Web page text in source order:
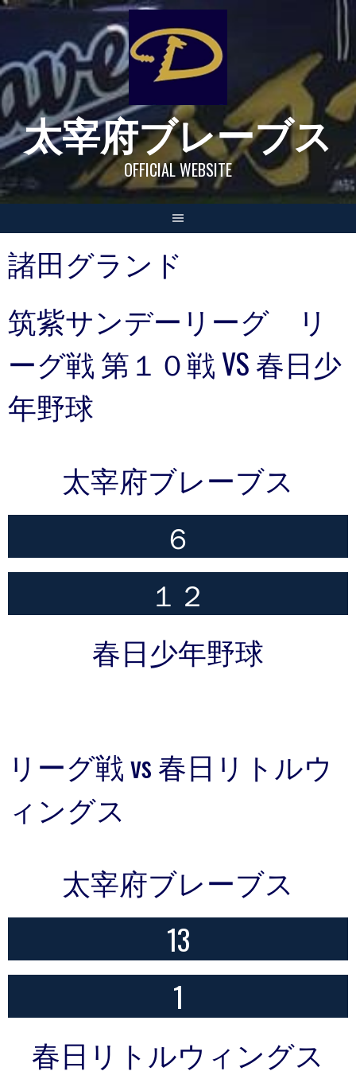
Skip
content
太宰府ブレーブス
OFFICIAL WEBSITE
諸田グランド
筑紫サンデーリーグ リ
ーグ戦 第１０戦 VS 春日少
年野球
太宰府ブレーブス
６
１２
春日少年野球
リーグ戦 vs 春日リトルウ
ィングス
太宰府ブレーブス
13
1
春日リトルウィングス